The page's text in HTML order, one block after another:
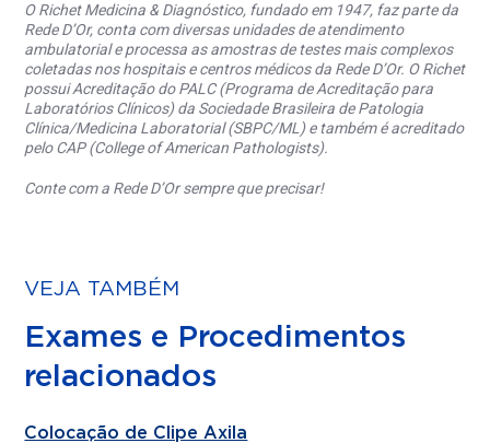
O Richet Medicina & Diagnóstico, fundado em 1947, faz parte da
Rede D’Or, conta com diversas unidades de atendimento
ambulatorial e processa as amostras de testes mais complexos
coletadas nos hospitais e centros médicos da Rede D’Or. O Richet
possui Acreditação do PALC (Programa de Acreditação para
Laboratórios Clínicos) da Sociedade Brasileira de Patologia
Clínica/Medicina Laboratorial (SBPC/ML) e também é acreditado
pelo CAP (College of American Pathologists).
Conte com a Rede D’Or sempre que precisar!
VEJA TAMBÉM
Exames e Procedimentos
relacionados
Colocação de Clipe Axila